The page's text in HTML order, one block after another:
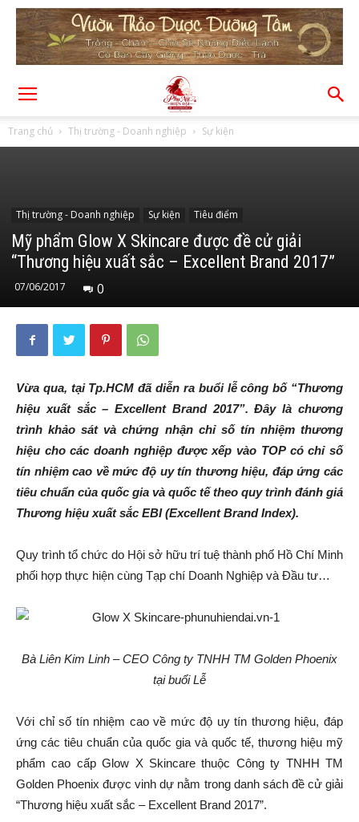
Trang chủ Thị trường - Doanh nghiệp Sự kiện
Thị trường - Doanh nghiệp Sự kiện Tiêu điểm
Mỹ phẩm Glow X Skincare được đề cử giải
“Thương hiệu xuất sắc – Excellent Brand 2017”
07/06/2017 0
Vừa qua, tại Tp.HCM đã diễn ra buổi lễ công bố “Thương
hiệu xuất sắc – Excellent Brand 2017”. Đây là chương
trình khảo sát và chứng nhận chỉ số tín nhiệm thương
hiệu cho các doanh nghiệp được xếp vào TOP có chỉ số
tín nhiệm cao về mức độ uy tín thương hiệu, đáp ứng các
tiêu chuẩn của quốc gia và quốc tế theo quy trình đánh giá
Thương hiệu xuất sắc EBI (Excellent Brand Index).
Quy trình tổ chức do Hội sở hữu trí tuệ thành phố Hồ Chí Minh
phối hợp thực hiện cùng Tạp chí Doanh Nghiệp và Đầu tư…
Bà Liên Kim Linh – CEO Công ty TNHH TM Golden Phoenix
tại buổi Lễ
Với chỉ số tín nhiệm cao về mức độ uy tín thương hiệu, đáp
ứng các tiêu chuẩn của quốc gia và quốc tế, thương hiệu mỹ
phẩm cao cấp Glow X Skincare thuộc Công ty TNHH TM
Golden Phoenix được vinh dự nằm trong danh sách đề cử giải
“Thương hiệu xuất sắc – Excellent Brand 2017”.